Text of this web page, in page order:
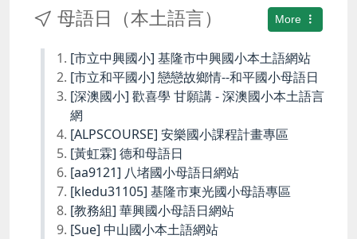
More
母語日（本土語言）
[市立中興國小] 基隆市中興國小本土語網站
[市立和平國小] 戀戀故鄉情--和平國小母語日
[深澳國小] 歡喜學 甘願講 - 深澳國小本土語言
網
[ALPSCOURSE] 安樂國小課程計畫專區
[黃虹霖] 德和母語日
[aa9121] 八堵國小母語日網站
[kledu31105] 基隆市東光國小母語專區
[教務組] 華興國小母語日網站
[Sue] 中山國小本土語網站